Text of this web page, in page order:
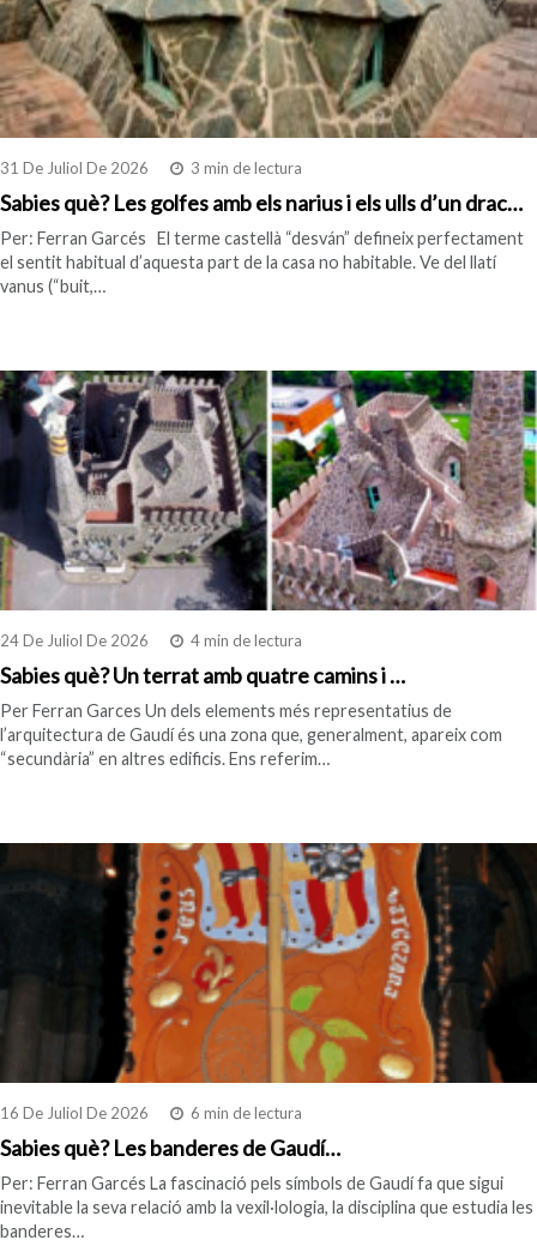
31 De Juliol De 2026 3 min de lectura
Sabies què? Les golfes amb els narius i els ulls d’un drac…
Per: Ferran Garcés El terme castellà “desván” defineix perfectament
el sentit habitual d’aquesta part de la casa no habitable. Ve del llatí
vanus (“buit,…
24 De Juliol De 2026 4 min de lectura
Sabies què? Un terrat amb quatre camins i …
Per Ferran Garces Un dels elements més representatius de
l’arquitectura de Gaudí és una zona que, generalment, apareix com
“secundària” en altres edificis. Ens referim…
16 De Juliol De 2026 6 min de lectura
Sabies què? Les banderes de Gaudí…
Per: Ferran Garcés La fascinació pels símbols de Gaudí fa que sigui
inevitable la seva relació amb la vexil·lologia, la disciplina que estudia les
banderes…